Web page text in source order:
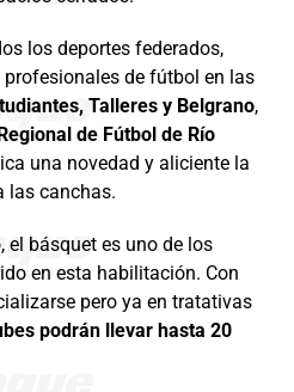
los deportes federados,
de fútbol en las
Talleres y Belgrano,
de Fútbol de Río
una novedad y aliciente la
las canchas.
el básquet es uno de los
en esta habilitación. Con
pero ya en tratativas
podrán llevar hasta 20